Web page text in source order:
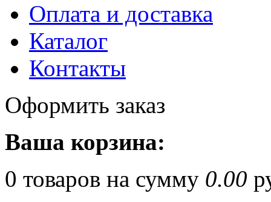
Оплата и доставка
Каталог
Контакты
Оформить заказ
Ваша корзина:
0 товаров на сумму 0.00